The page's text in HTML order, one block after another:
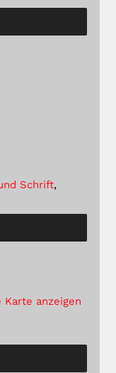
Schrift,
Karte anzeigen